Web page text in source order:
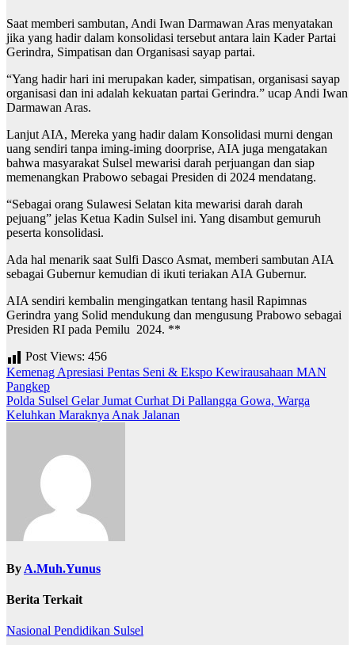
Saat memberi sambutan, Andi Iwan Darmawan Aras menyatakan
jika yang hadir dalam konsolidasi tersebut antara lain Kader Partai
Gerindra, Simpatisan dan Organisasi sayap partai.
“Yang hadir hari ini merupakan kader, simpatisan, organisasi sayap
organisasi dan ini adalah kekuatan partai Gerindra.” ucap Andi Iwan
Darmawan Aras.
Lanjut AIA, Mereka yang hadir dalam Konsolidasi murni dengan
uang sendiri tanpa iming-iming doorprise, AIA juga mengatakan
bahwa masyarakat Sulsel mewarisi darah perjuangan dan siap
memenangkan Prabowo sebagai Presiden di 2024 mendatang.
“Sebagai orang Sulawesi Selatan kita mewarisi darah darah
pejuang” jelas Ketua Kadin Sulsel ini. Yang disambut gemuruh
peserta konsolidasi.
Ada hal menarik saat Sulfi Dasco Asmat, memberi sambutan AIA
sebagai Gubernur kemudian di ikuti teriakan AIA Gubernur.
AIA sendiri kembalin mengingatkan tentang hasil Rapimnas
Gerindra yang Solid mendukung dan mengusung Prabowo sebagai
Presiden RI pada Pemilu 2024. **
Post Views: 456
Navigasi
pos
Kemenag Apresiasi Pentas Seni & Ekspo Kewirausahaan MAN
Pangkep
Polda Sulsel Gelar Jumat Curhat Di Pallangga Gowa, Warga
Keluhkan Maraknya Anak Jalanan
By A.Muh.Yunus
Berita Terkait
Nasional Pendidikan Sulsel